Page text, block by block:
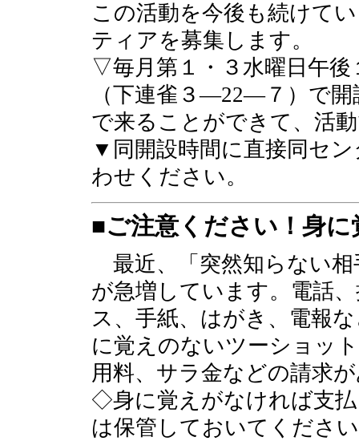
この活動を今後も続けて
ティアを募集します。
▽毎月第１・３水曜日午後
（下連雀３―22―７）で
で来ることができて、活
▼同開設時間に直接同セ
わせください。
■ご注意ください！身
最近、「突然知らない
が急増しています。電話
ス、手紙、はがき、電報
に覚えのないツーショッ
用料、サラ金などの請求
◇身に覚えがなければ支
は保管しておいてくださ